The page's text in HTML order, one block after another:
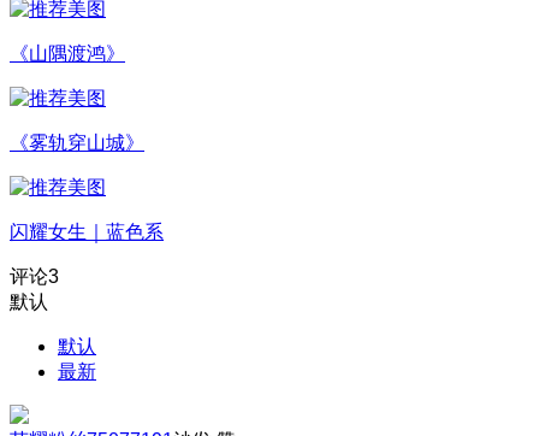
《山隅渡鸿》
《雾轨穿山城》
闪耀女生｜蓝色系
评论3
默认
默认
最新